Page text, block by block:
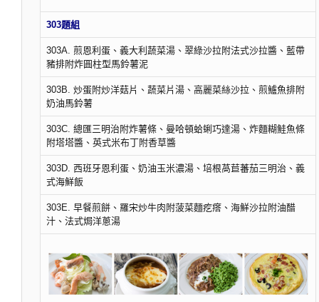
303題組
303A. 煎恩利蛋、義大利蔬菜湯、翠綠沙拉附法式沙拉醬、藍帶
豬排附炸圓柱型馬鈴薯泥
303B. 炒蛋附炒洋菇片、蔬菜片湯、高麗菜絲沙拉、煎鱸魚排附
奶油馬鈴薯
303C. 總匯三明治附炸薯條、曼哈頓蛤蜊巧達湯、炸麵糊鮭魚條
附塔塔醬、英式米布丁附香草醬
303D. 西班牙恩利蛋、奶油玉米濃湯、培根萵苣蕃茄三明治、義
式海鮮飯
303E. 早餐煎餅、羅宋炒牛肉附菠菜麵疙瘩、海鮮沙拉附油醋
汁、法式焗洋蔥湯